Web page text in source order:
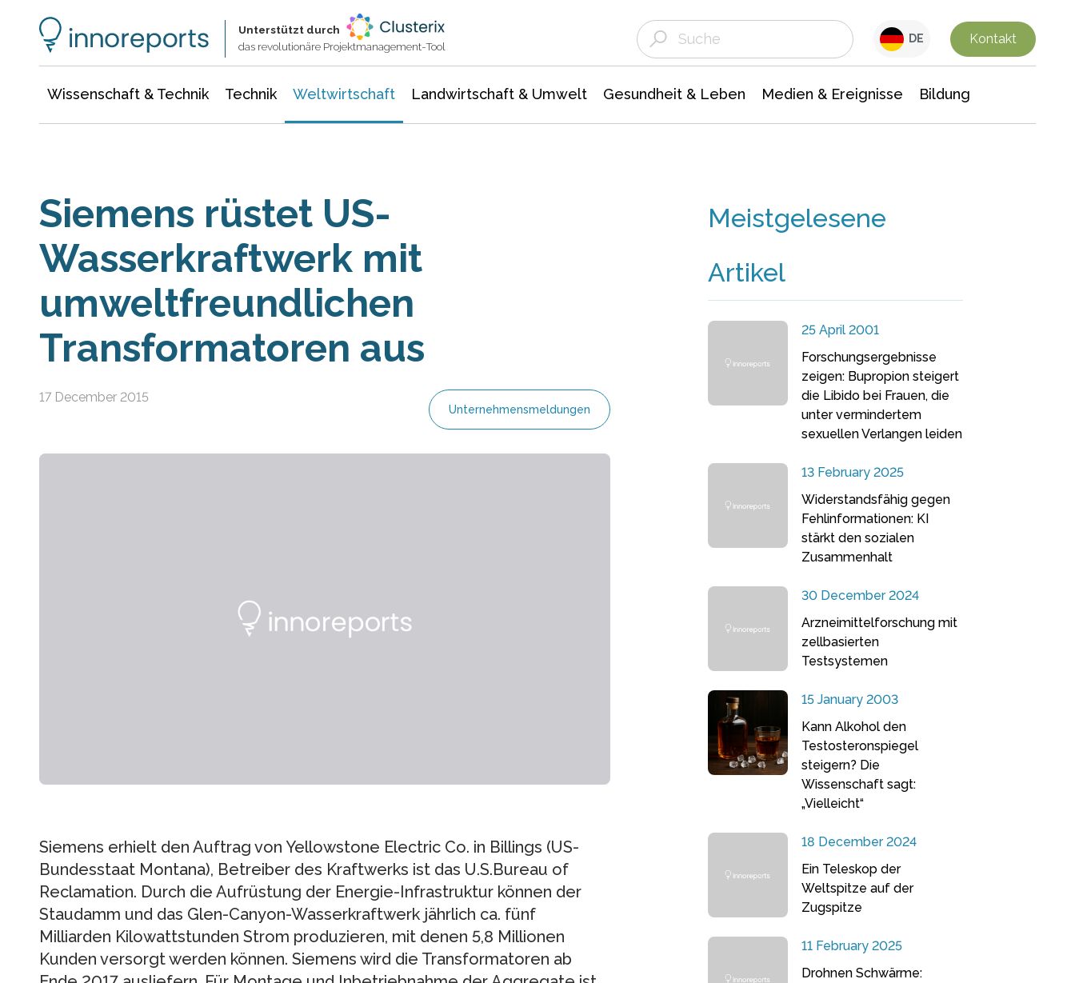
Unterstützt durch
das revolutionäre Projektmanagement-Tool
DE Kontakt
Wissenschaft & Technik Technik Weltwirtschaft Landwirtschaft & Umwelt Gesundheit & Leben Medien & Ereignisse Bildung
Siemens rüstet US-
Wasserkraftwerk mit
umweltfreundlichen
Transformatoren aus
17 December 2015
Unternehmensmeldungen
Siemens erhielt den Auftrag von Yellowstone Electric Co. in Billings (US-
Bundesstaat Montana), Betreiber des Kraftwerks ist das U.S.Bureau of
Reclamation. Durch die Aufrüstung der Energie-Infrastruktur können der
Staudamm und das Glen-Canyon-Wasserkraftwerk jährlich ca. fünf
Milliarden Kilowattstunden Strom produzieren, mit denen 5,8 Millionen
Kunden versorgt werden können. Siemens wird die Transformatoren ab
Meistgelesene
Artikel
25 April 2001
Forschungsergebnisse
zeigen: Bupropion steigert
die Libido bei Frauen, die
unter vermindertem
sexuellen Verlangen leiden
13 February 2025
Widerstandsfähig gegen
Fehlinformationen: KI
stärkt den sozialen
Zusammenhalt
30 December 2024
Arzneimittelforschung mit
zellbasierten
Testsystemen
15 January 2003
Kann Alkohol den
Testosteronspiegel
steigern? Die
Wissenschaft sagt:
„Vielleicht“
18 December 2024
Ein Teleskop der
Weltspitze auf der
Zugspitze
11 February 2025
Drohnen Schwärme: